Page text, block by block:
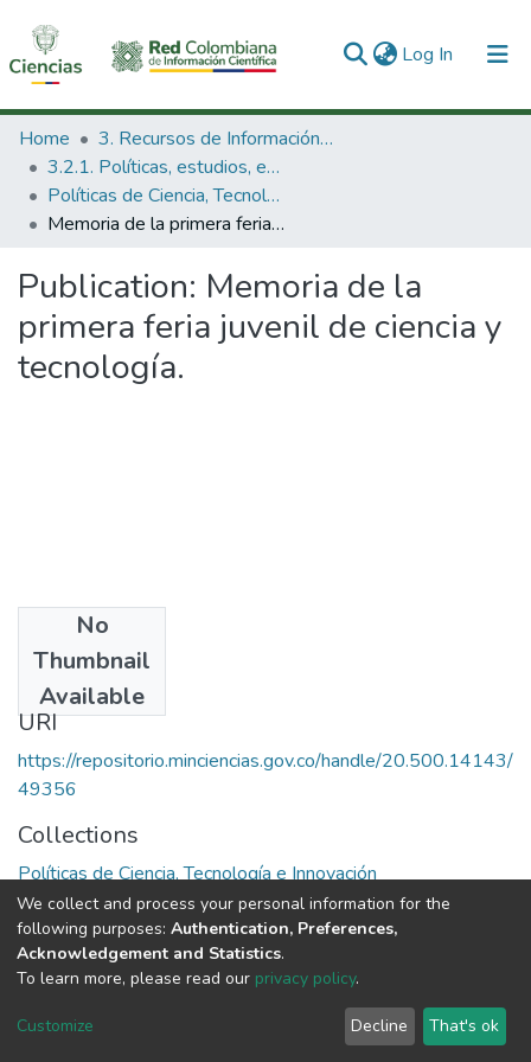
Log In (current)
Communities & Collections
All of DSpace
Statistics
Home
3. Recursos de Información Científica y Tecnológica
3.2.1. Políticas, estudios, evaluaciones e indicadores de CTeI
Políticas de Ciencia, Tecnología e Innovación
Memoria de la primera feria juvenil de ciencia y tecnología.
Publication: Memoria de la
primera feria juvenil de ciencia y
tecnología.
No
Thumbnail
Available
1984
URI
https://repositorio.minciencias.gov.co/handle/20.500.14143/
49356
Collections
Políticas de Ciencia, Tecnología e Innovación
Full item page
DSpace software copyright © 2002-2026
Cookie
End User
Agreement
Send
Feedback
We collect and process your personal information for the
following purposes: Authentication, Preferences,
Acknowledgement and Statistics.
To learn more, please read our privacy policy.
Customize Decline That's ok